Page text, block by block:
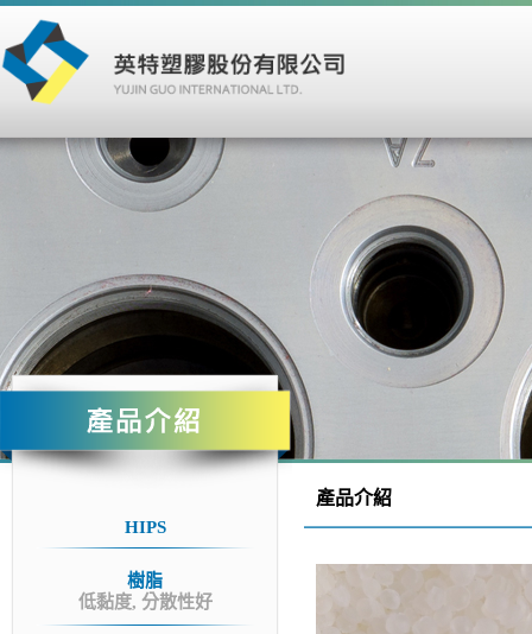
HIPS
樹脂
低黏度, 分散性好
產品介紹